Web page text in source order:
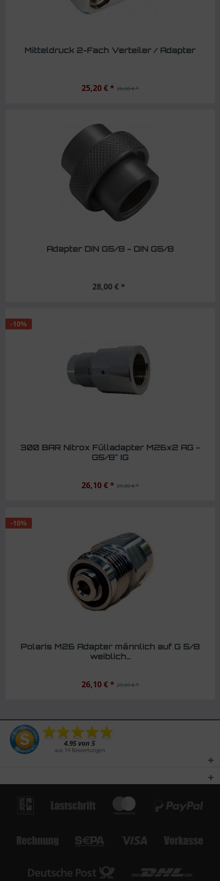
Mitteldruck 2-Fach Verteiler / Adapter
28,00 € *
25,20 € *
Adapter DIN G5/8 - DIN G5/8
28,00 € *
-10%
300 BAR Nitrox Fülladapter M26x2 AG -
G5/8" IG
29,00 € *
26,10 € *
-10%
Polaris M26 Adapter männlich auf G 5/8
weiblich...
29,00 € *
26,10 € *